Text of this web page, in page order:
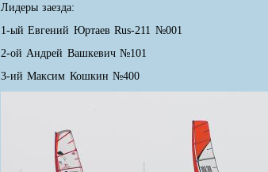
Лидеры заезда:
1-ый Евгений Юртаев Rus-211 №001
2-ой Андрей Вашкевич №101
3-ий Максим Кошкин №400